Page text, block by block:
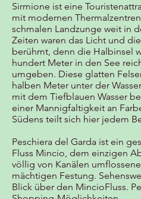
Sirmione ist eine
mit modernen
schmalen Landzunge weit in
Zeiten waren das Licht und
berühmt, denn die Halbinsel
hundert Meter in den See
umgeben. Diese glatten
halben Meter unter der
mit dem Tiefblauen Wasser
einer Mannigfaltigkeit an
Südens teilt sich hier jedem
Peschiera del Garda ist ein
Fluss Mincio, dem einzigen
völlig von Kanälen
mächtigen Festung.
Blick über den MincioFluss.